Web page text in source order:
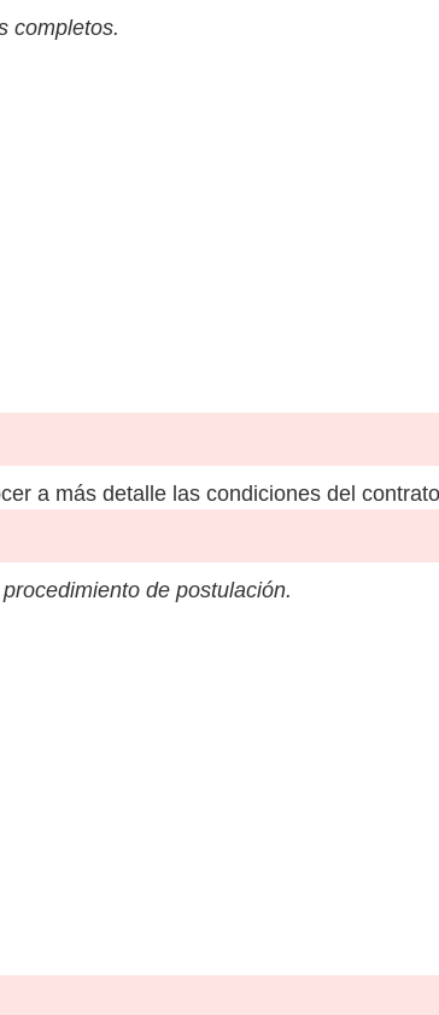
completos.
a más detalle las condiciones del
de postulación.